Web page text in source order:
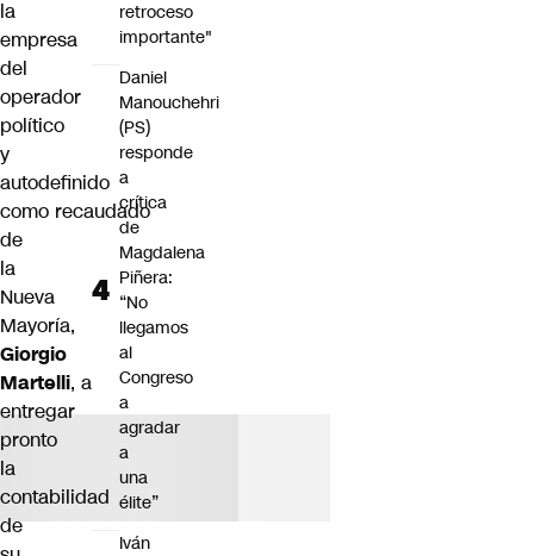
la
empresa
del
operador
político
y
autodefinido
como recaudado
de
la
Nueva
Mayoría,
Giorgio
Martelli, a
entregar
pronto
la
contabilidad
de
retroceso
importante"
Daniel
Manouchehri
(PS)
responde
a
crítica
de
Magdalena
Piñera:
“No
llegamos
al
Congreso
a
agradar
a
una
élite”
Iván